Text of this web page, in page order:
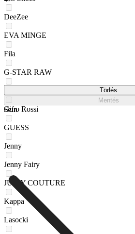
DeeZee
EVA MINGE
Fila
G-STAR RAW
Gino Rossi
GUESS
Jenny
Jenny Fairy
JUICY COUTURE
Kappa
Lasocki
Törlés
Mentés
Szín